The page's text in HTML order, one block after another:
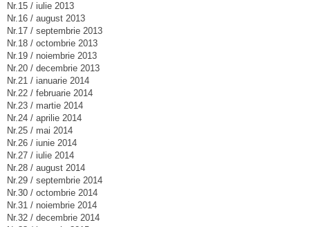
Nr.15 / iulie 2013
Nr.16 / august 2013
Nr.17 / septembrie 2013
Nr.18 / octombrie 2013
Nr.19 / noiembrie 2013
Nr.20 / decembrie 2013
Nr.21 / ianuarie 2014
Nr.22 / februarie 2014
Nr.23 / martie 2014
Nr.24 / aprilie 2014
Nr.25 / mai 2014
Nr.26 / iunie 2014
Nr.27 / iulie 2014
Nr.28 / august 2014
Nr.29 / septembrie 2014
Nr.30 / octombrie 2014
Nr.31 / noiembrie 2014
Nr.32 / decembrie 2014